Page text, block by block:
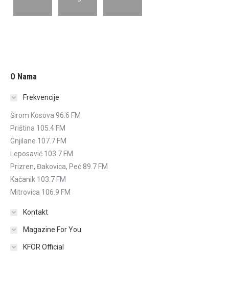
O Nama
Frekvencije
Širom Kosova 96.6 FM
Priština 105.4 FM
Gnjilane 107.7 FM
Leposavić 103.7 FM
Prizren, Đakovica, Peć 89.7 FM
Kačanik 103.7 FM
Mitrovica 106.9 FM
Kontakt
Magazine For You
KFOR Official